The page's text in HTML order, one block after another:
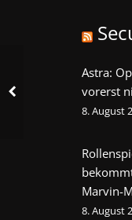
Astra:
vorerst
8. August
Marvin-
8. August